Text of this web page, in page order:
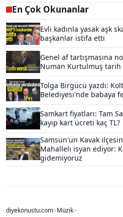
En Çok Okunanlar
Evli kadınla yasak aşk
başkanlar istifa etti
Genel af tartışmasına
Numan Kurtulmuş tarih
Tolga Birgücü yazdı:
Belediyesi'nde babaya
Samkart fiyatları: Tam
kayıp kart ücreti kaç TL?
Samsun'un Kavak
Mahalleli isyan ediyor:
gidemiyoruz
diyekonustu.com>Müzik>